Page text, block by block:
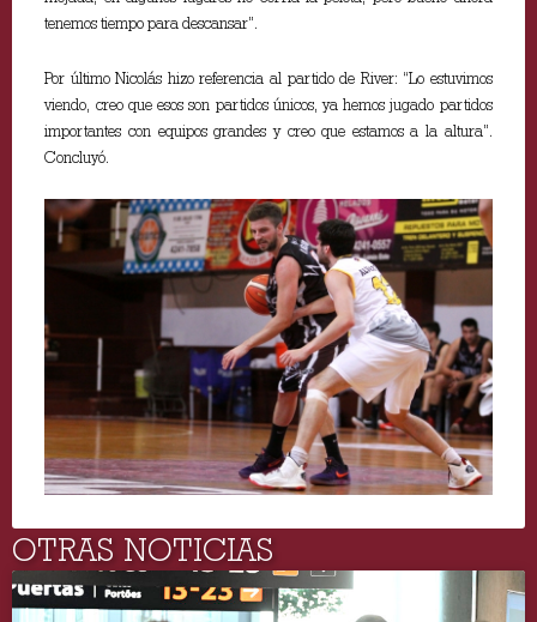
tenemos tiempo para descansar”.
Por último Nicolás hizo referencia al partido de River: “Lo estuvimos
viendo, creo que esos son partidos únicos, ya hemos jugado partidos
importantes con equipos grandes y creo que estamos a la altura”.
Concluyó.
OTRAS NOTICIAS